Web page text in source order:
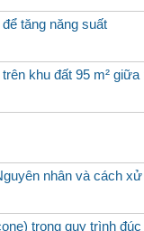
tăng năng suất
khu đất 95 m²
nhân và cách
trong quy trình